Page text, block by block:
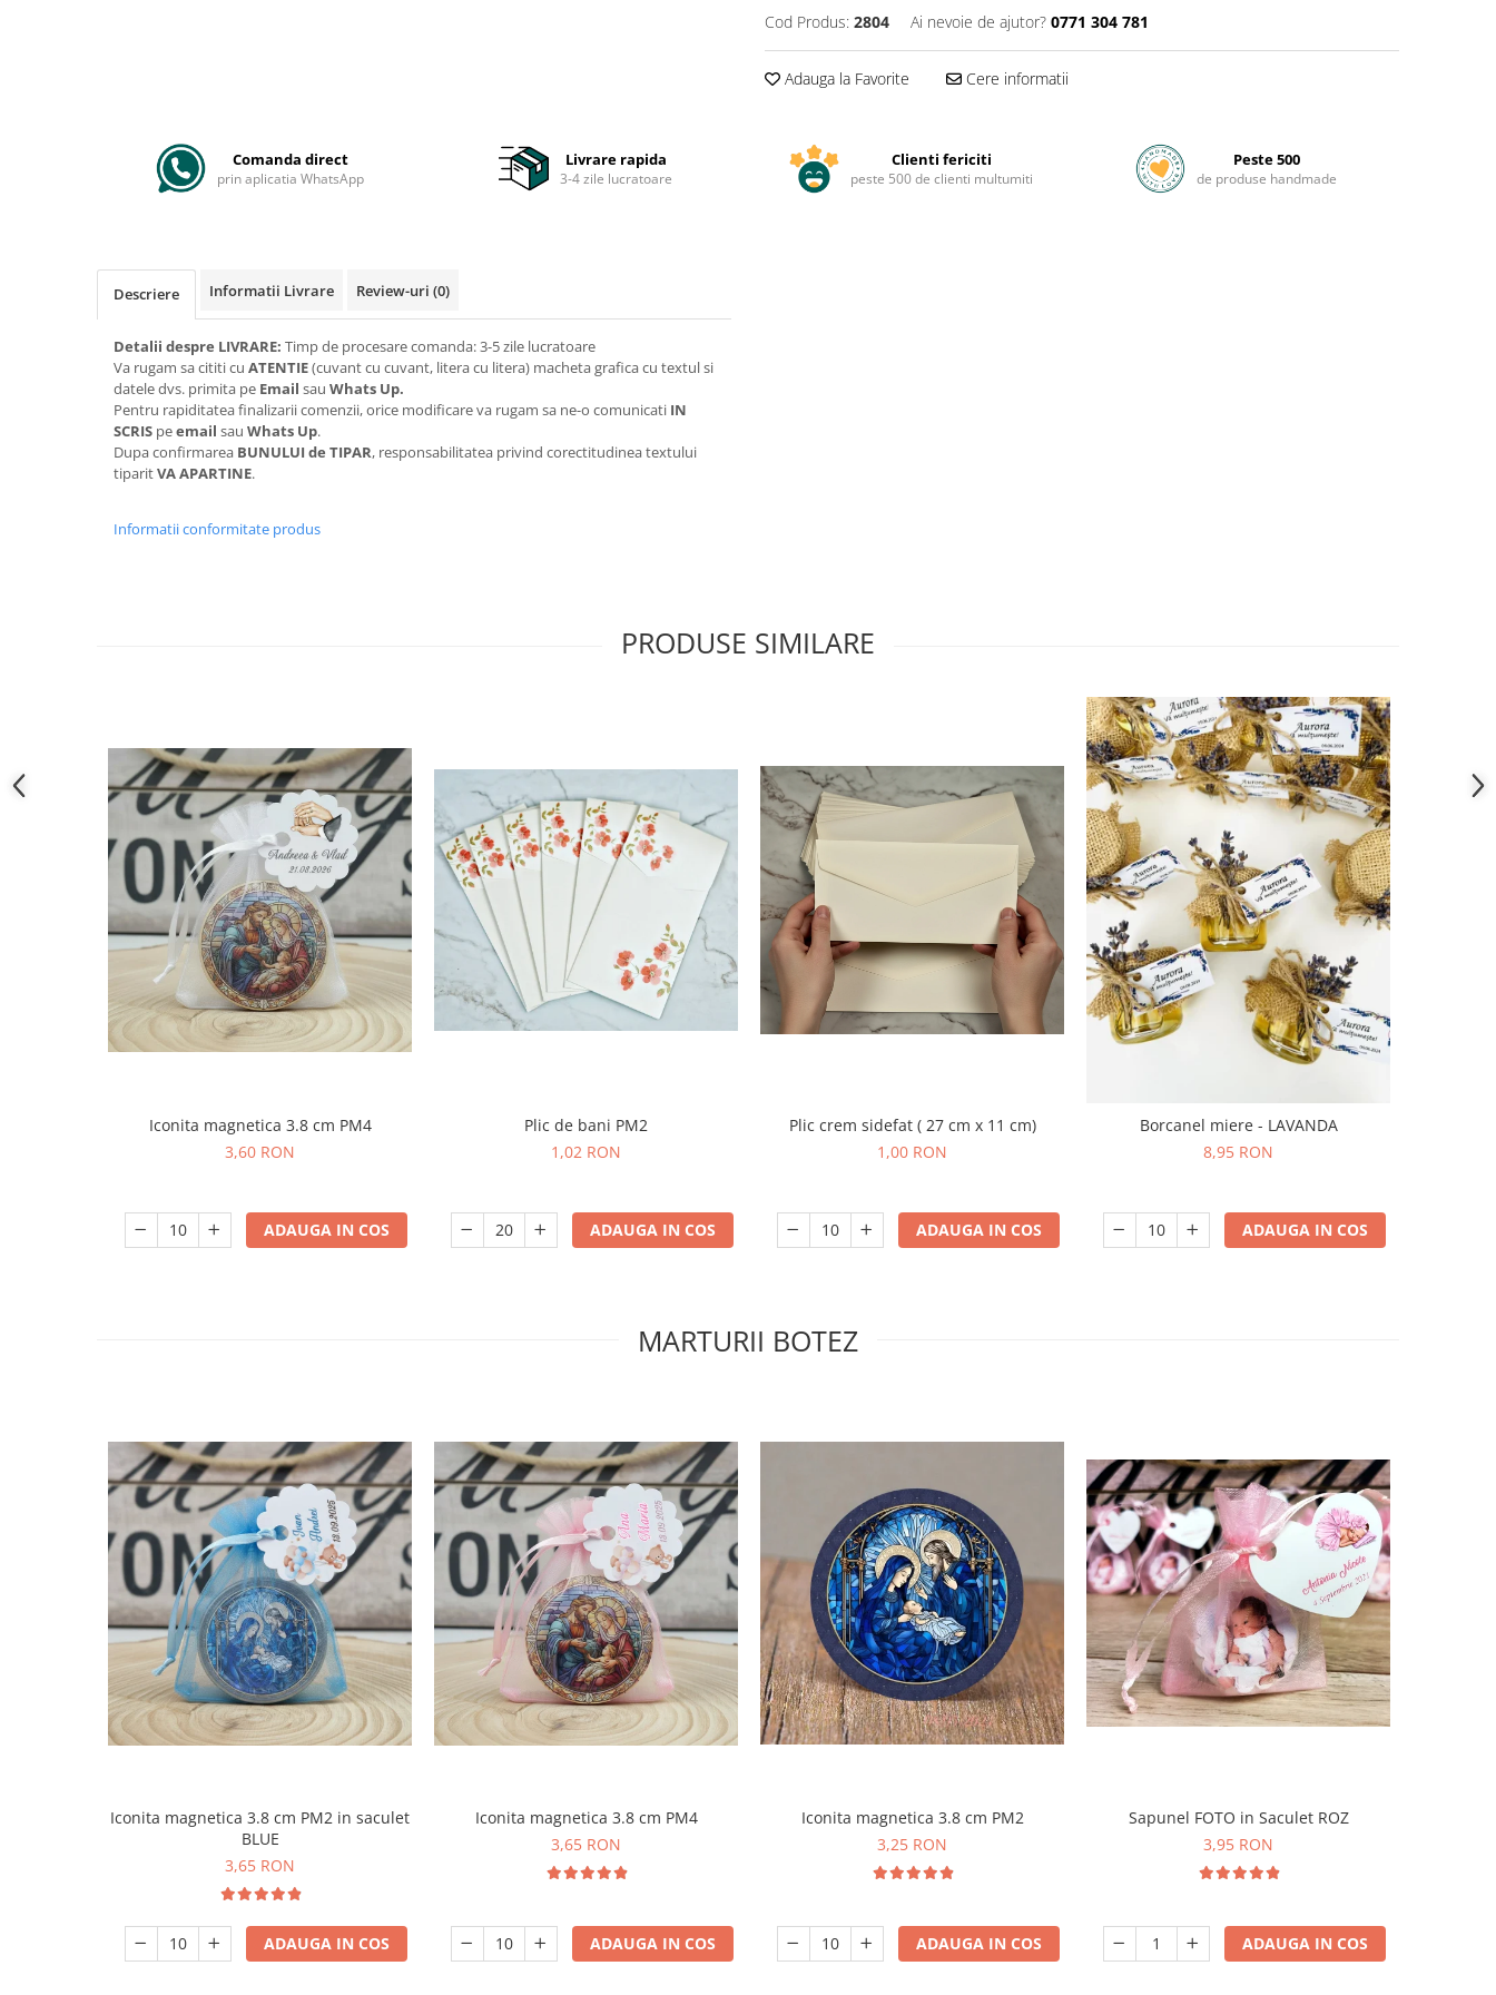
Cod Produs: 2804 Ai nevoie de ajutor? 0771 304 781
Adauga la Favorite Cere informatii
Comanda direct
prin aplicatia WhatsApp
Livrare rapida
3-4 zile lucratoare
Clienti fericiti
peste 500 de clienti multumiti
Peste 500
de produse handmade
Descriere Informatii Livrare Review-uri (0)
Detalii despre LIVRARE: Timp de procesare comanda: 3-5 zile lucratoare
Va rugam sa cititi cu ATENTIE(cuvant cu cuvant, litera cu litera) macheta grafica cu textul si
datele dvs. primita pe Email sau Whats Up.
Pentru rapiditatea finalizarii comenzii, orice modificare va rugam sa ne-o comunicati IN
SCRIS peemail sau Whats Up.
Dupa confirmarea BUNULUI de TIPAR, responsabilitatea privind corectitudinea textului
tiparitVA APARTINE.
Informatii conformitate produs
PRODUSE SIMILARE
Iconita magnetica 3.8 cm PM4
3,60 RON
ADAUGA IN COS
Plic de bani PM2
1,02 RON
ADAUGA IN COS
Plic crem sidefat ( 27 cm x 11 cm)
1,00 RON
ADAUGA IN COS
Borcanel miere - LAVANDA
8,95 RON
ADAUGA IN COS
MARTURII BOTEZ
Iconita magnetica 3.8 cm PM2 in saculet
BLUE
3,65 RON
ADAUGA IN COS
Iconita magnetica 3.8 cm PM4
3,65 RON
ADAUGA IN COS
Iconita magnetica 3.8 cm PM2
3,25 RON
ADAUGA IN COS
Sapunel FOTO in Saculet ROZ
3,95 RON
ADAUGA IN COS